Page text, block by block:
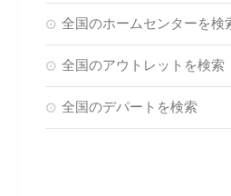
全国のホームセンターを検
全国のアウトレットを検索
全国のデパートを検索